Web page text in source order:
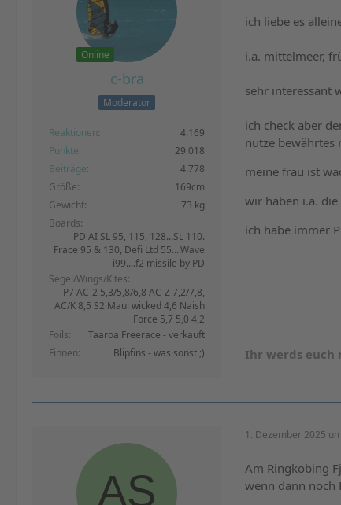
Online
c-bra
Moderator
Reaktionen
4.169
Punkte
29.018
Beiträge
4.778
Größe
169cm
Gewicht
73 kg
Boards
PD AI SL 95, 115, 128...SL 110.
Frace 95 & 130, Defi Ltd 55....Wave
i99....f2 missile by PD
Segel/Wings/Kites
P7 AC-2 5,3/5,8/6,8 AC-Z 7,2/7,8,
AC/K 8,5 S2 Maui wicked 4,6 Naish
Force 5,7 5,0 4,2
Foils
Taaroa Freerace - verkauft
Finnen
Blipfins - was sonst ;)
ich liebe es
i.a. mittelmeer,
sehr interessant
ich check aber
nutze bewährtes
meine frau ist
wir haben i.a.
ich habe immer
Ihr werds euch
1. Dezember 2025
Am Ringkobing
wenn dann noch